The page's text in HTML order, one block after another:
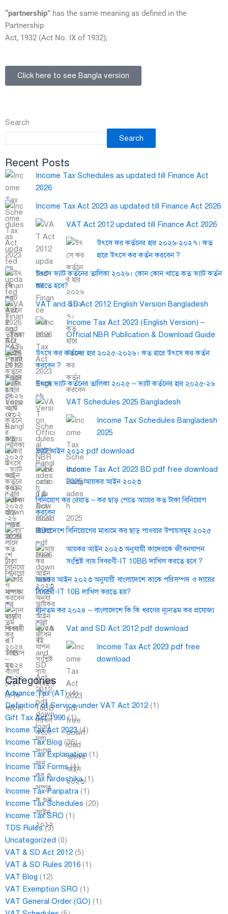
“partnership” has the same meaning as defined in the
Partnership
Act, 1932 (Act No. IX of 1932);
Click here to see Bangla version
Search
Search
Recent Posts
Income Tax Schedules as updated till Finance Act
2026
Income Tax Act 2023 as updated till Finance Act 2026
VAT Act 2012 updated till Finance Act 2026
উৎসে কর কর্তনের হার ২০২৬-২০২৭। কত
হারে উৎসে কর কর্তন করবেন ?
উৎসে ভ্যাট কর্তনের তালিকা ২০২৬। কোন কোন খাতে কত ভ্যাট কর্তন
করতে হবে?
VAT and SD Act 2012 English Version Bangladesh
Income Tax Act 2023 (English Version) –
Official NBR Publication & Download Guide
উৎসে কর কর্তনের হার ২০২৫-২০২৬। কত হারে উৎসে কর কর্তন
করবেন ?
উৎসে ভ্যাট কর্তনের তালিকা ২০২৫ – ভ্যাট কর্তনের হার ২০২৫-২৬
VAT Schedules 2025 Bangladesh
Income Tax Schedules Bangladesh
2025
ভ্যাট আইন ২০১২ pdf download
Income Tax Act 2023 BD pdf free download
2025 আয়কর আইন ২০২৩
বিনিয়োগ কর রেয়াত – কর ছাড় পেতে আয়ের কত টাকা বিনিয়োগ
করবেন
বাংলাদেশে বিনিয়োগের মাধ্যমে কর ছাড় পাওয়ার উপায়সমূহ ২০২৫
আয়কর আইন ২০২৩ অনুযায়ী কাদেরকে জীবনযাপন
সংশ্লিষ্ট ব্যয় বিবরণী-IT 10BB দাখিল করতে হবে ?
আয়কর আইন ২০২৩ অনুযায়ী বাংলাদেশে কাকে পরিসম্পদ ও দায়ের
বিবরণী-IT 10B দাখিল করতে হয়?
ন্যূনতম কর ২০২৪ – বাংলাদেশে কি কি ধরণের ন্যূনতম কর প্রযোজ্য
Vat and SD Act 2012 pdf download
Income Tax Act 2023 pdf free
download
Categories
Advance Tax (AT)(4)
Definition of Service under VAT Act 2012 (1)
Gift Tax Act 1990(1)
Income Tax Act 2023(4)
Income Tax Blog (36)
Income Tax Explanation (1)
Income Tax Forms(1)
Income Tax Nirdeshika(1)
Income Tax Paripatra (1)
Income Tax Schedules (20)
Income Tax SRO (1)
TDS Rules(3)
Uncategorized (0)
VAT & SD Act 2012 (5)
VAT & SD Rules 2016 (1)
VAT Blog (12)
VAT Exemption SRO (1)
VAT General Order (GO) (1)